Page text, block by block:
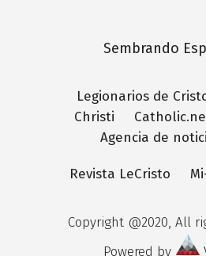
Sembrando
Legionarios de
Christi
Agencia de
Revista LeCristo
Copyright @2020, All
Powered by